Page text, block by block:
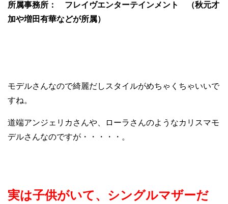
所属事務所： フレイヴエンターテインメント （秋元才
加や増田有華などが所属）
モデルさんなので綺麗だしスタイルがめちゃくちゃいいで
すね。
道端アンジェリカさんや、ローラさんのようなカリスマモ
デルさんなのですが・・・・・。
実は子供がいて、シングルマザーだ